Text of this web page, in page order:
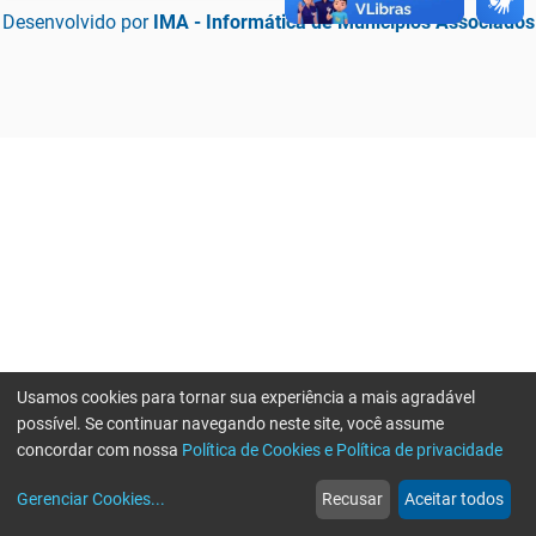
Desenvolvido por IMA - Informática de Municípios Associados
web
Notícias
more_horiz
Mais
Usamos cookies para tornar sua experiência a mais agradável
possível. Se continuar navegando neste site, você assume
concordar com nossa Política de Cookies e Política de privacidade
Gerenciar Cookies... Recusar Aceitar todos
Erro ao enviar informações, por favor tente novamente